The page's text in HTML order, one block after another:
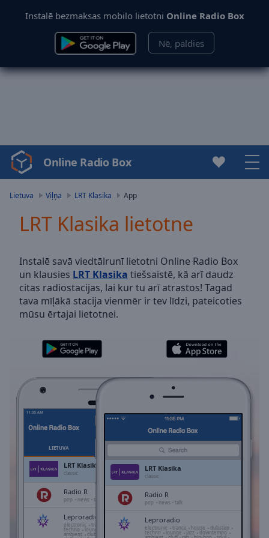
Instalē bezmaksas mobilo lietotni Online Radio Box
Nē, paldies
Video
Player
Video
Skip
Backward
Skip
Forward
Mute
Current
Duration-:-
0.00%
Stream
TypeLIVE
LIVE
Remaining
Online Radio Box
Lietuva Viļņa LRT Klasika App
LRT Klasika lietotne
Instalē savā viedtālrunī lietotni Online Radio Box
un klausies LRT Klasika tiešsaistē, kā arī daudz
citas radiostacijas, lai kur tu arī atrastos! Tagad
tava mīļākā stacija vienmēr ir tev līdzi, pateicoties
mūsu ērtajai lietotnei.
LIETUVA
LRT Klasika
classic
Radio R
pop news talk
Leproradio
electronic trance house dubstep
techno lounge downtempo
ambient club soul
LRT Klasika
classic
Radio R
pop news talk
Leproradio
electronic trance house dubstep
techno lounge jazz downtempo